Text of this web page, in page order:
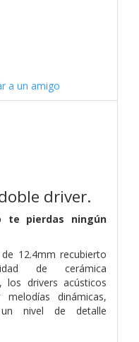
a un amigo
driver.
te pierdas ningún
12.4mm recubierto
de cerámica
los drivers acústicos
dinámicas,
nivel de detalle